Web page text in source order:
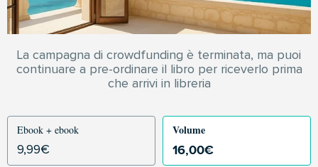
La campagna di crowdfunding è terminata, ma puoi
continuare a pre-ordinare il libro per riceverlo prima
che arrivi in libreria
Ebook + ebook
9,99€
Volume
16,00€